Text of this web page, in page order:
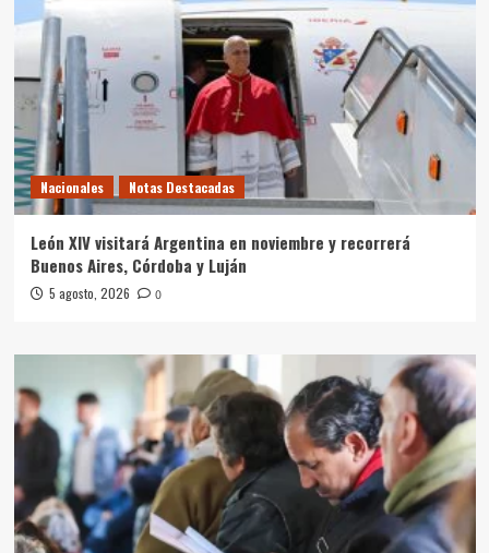
Nacionales Notas Destacadas
León XIV visitará Argentina en noviembre y recorrerá
Buenos Aires, Córdoba y Luján
5 agosto, 2026 0